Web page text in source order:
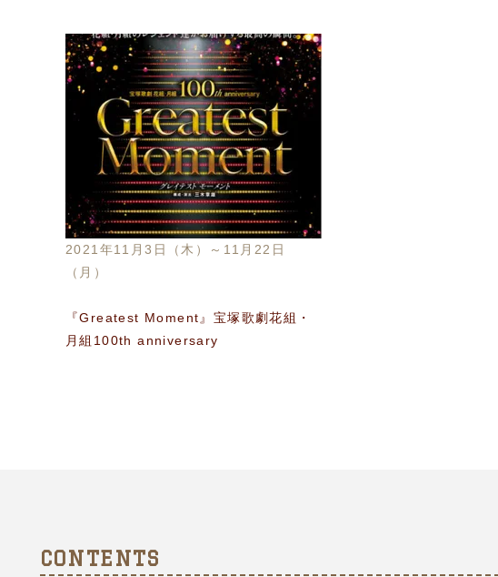
2021年11月3日（木）～11月22日
（月）
『Greatest Moment』宝塚歌劇花組・
月組100th anniversary
CONTENTS